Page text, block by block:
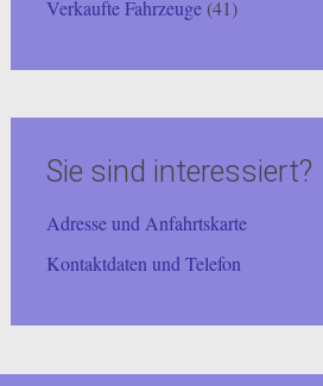
Verkaufte Fahrzeuge(41)
Sie sind interessiert?
Adresse und Anfahrtskarte
Kontaktdaten und Telefon